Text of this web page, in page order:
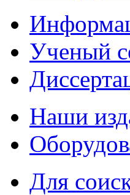
Ученый
Наши
Для